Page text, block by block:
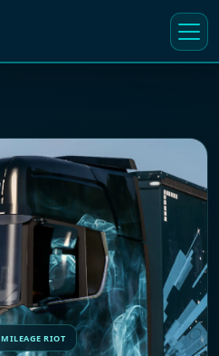
MILEAGE RIOT